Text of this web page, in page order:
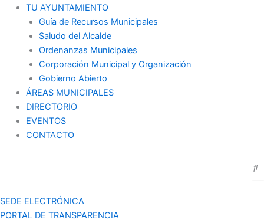
TU AYUNTAMIENTO
Guía de Recursos Municipales
Saludo del Alcalde
Ordenanzas Municipales
Corporación Municipal y Organización
Gobierno Abierto
ÁREAS MUNICIPALES
DIRECTORIO
EVENTOS
CONTACTO
SEDE ELECTRÓNICA
PORTAL DE TRANSPARENCIA